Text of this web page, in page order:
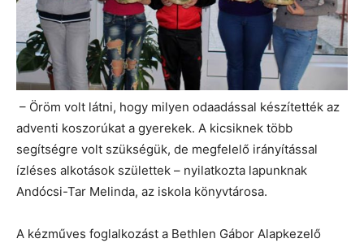
– Öröm volt látni, hogy milyen odaadással készítették az
adventi koszorúkat a gyerekek. A kicsiknek több
segítségre volt szükségük, de megfelelő irányítással
ízléses alkotások születtek – nyilatkozta lapunknak
Andócsi-Tar Melinda, az iskola könyvtárosa.
A kézműves foglalkozást a Bethlen Gábor Alapkezelő